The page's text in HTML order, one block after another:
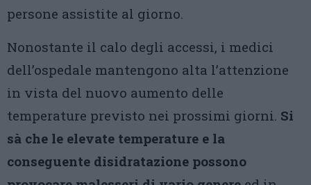
persone assistite al giorno.
Nonostante il calo degli accessi, i medici
dell’ospedale mantengono alta l’attenzione
in vista del nuovo aumento delle
temperature previsto nei prossimi giorni. Si
sà che le elevate temperature e la
conseguente disidratazione possono